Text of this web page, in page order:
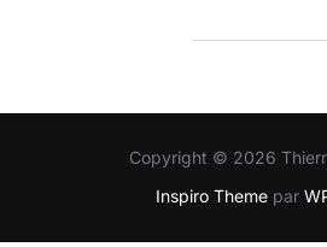
Copyright © 2026
Inspiro Theme par